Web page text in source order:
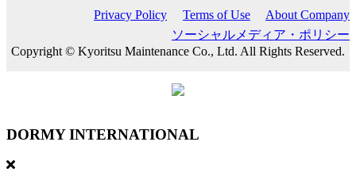
Privacy Policy Terms of Use
About Company
ソーシャルメディア・ポリシー
Copyright © Kyoritsu Maintenance Co., Ltd. All Rights Reserved.
DORMY INTERNATIONAL